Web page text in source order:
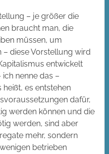
– je größer die
braucht man, die
müssen, um
– diese Vorstellung wird
entwickelt
ich nenne das –
heißt, es entstehen
dafür,
werden können und die
werden, sind aber
mehr, sondern
betrieben